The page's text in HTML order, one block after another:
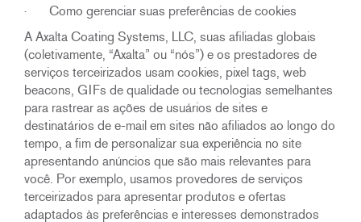
· Como gerenciar suas preferências de cookies
A Axalta Coating Systems, LLC, suas afiliadas globais
(coletivamente, “Axalta” ou “nós”) e os prestadores de
serviços terceirizados usam cookies, pixel tags, web
beacons, GIFs de qualidade ou tecnologias semelhantes
para rastrear as ações de usuários de sites e
destinatários de e-mail em sites não afiliados ao longo do
tempo, a fim de personalizar sua experiência no site
apresentando anúncios que são mais relevantes para
você. Por exemplo, usamos provedores de serviços
terceirizados para apresentar produtos e ofertas
adaptados às preferências e interesses demonstrados